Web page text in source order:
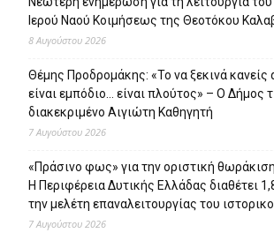
Ιερού Ναού Κοιμήσεως της Θεοτόκου
8 Αυγούστου 2026
Θέμης Προδρομάκης: «Το να ξεκινά κανείς
είναι εμπόδιο… είναι πλούτος» – O Δήμος
διακεκριμένο Αιγιώτη Καθηγητή
7 Αυγούστου 2026
«Πράσινο φως» για την οριστική
Η Περιφέρεια Δυτικής Ελλάδας διαθέτει
την μελέτη επαναλειτουργίας του
7 Αυγούστου 2026